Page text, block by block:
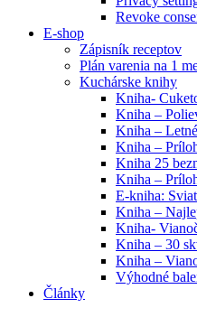
Revoke
E-shop
Zápisník receptov
Plán varenia na 1
Kuchárske knihy
Kniha-
Kniha –
Kniha –
Kniha –
Kniha 25
Kniha –
E-kniha:
Kniha –
Kniha-
Kniha – 30
Kniha –
Výhodné
Články